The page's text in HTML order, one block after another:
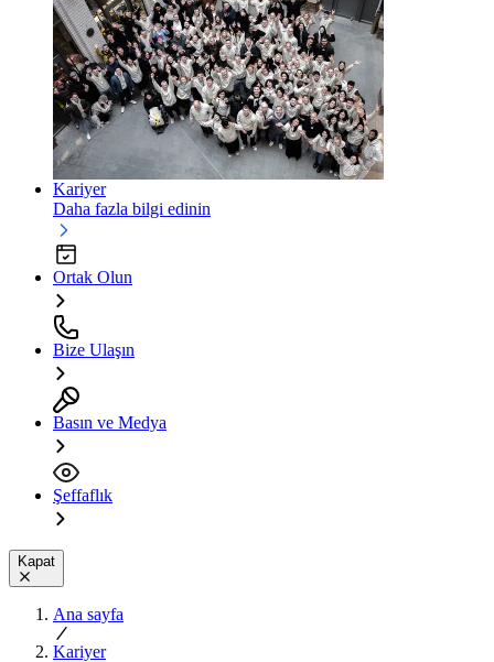
Kariyer
Daha fazla bilgi edinin
Ortak Olun
Bize Ulaşın
Basın ve Medya
Şeffaflık
Kapat
Ana sayfa
Kariyer